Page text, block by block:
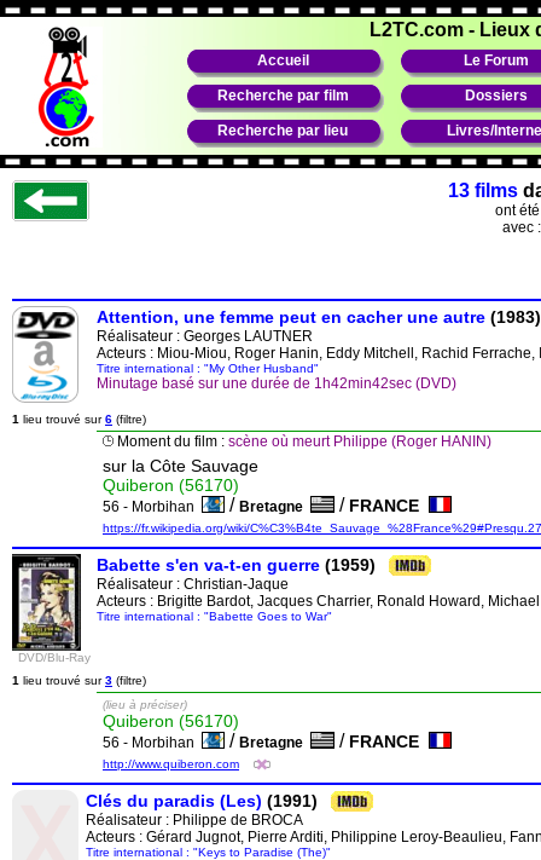
L2TC.com - Lieux
Accueil Le Forum
Recherche par film Dossiers
Recherche par lieu Livres/
13 films
ont
avec
Attention, une femme peut en cacher une autre (1983)
Réalisateur : Georges LAUTNER
Acteurs : Miou-Miou, Roger Hanin, Eddy Mitchell, Rachid
Titre international : "My Other Husband"
Minutage basé sur une durée de 1h42min42sec (DVD)
1 lieu trouvé sur6 (filtre)
Moment du film : scène où meurt Philippe (Roger HANIN)
sur la Côte Sauvage
Quiberon (56170)
56 - Morbihan / Bretagne / FRANCE
https://fr.wikipedia.org/wiki/
DVD/Blu-Ray
Babette s'en va-t-en guerre (1959)
Réalisateur : Christian-Jaque
Acteurs : Brigitte Bardot, Jacques Charrier, Ronald Howard,
Titre international : "Babette Goes to War"
1 lieu trouvé sur3 (filtre)
(lieu à préciser)
Quiberon (56170)
56 - Morbihan / Bretagne / FRANCE
http://www.quiberon.com
Clés du paradis (Les) (1991)
Réalisateur : Philippe de BROCA
Acteurs : Gérard Jugnot, Pierre Arditi, Philippine Leroy-Beaulieu,
Titre international : "Keys to Paradise (The)"